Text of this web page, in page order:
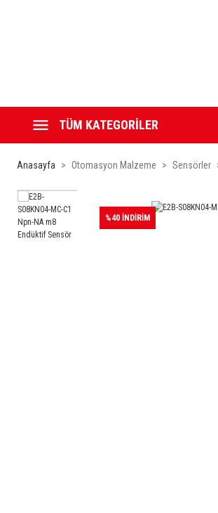
TÜM KATEGORİLER
Anasayfa Otomasyon Malzeme Sensörler
%40 İNDİRİM